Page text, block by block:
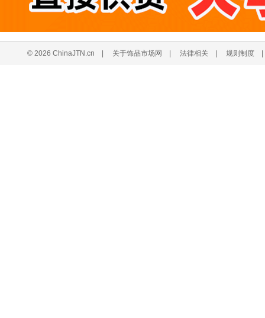
© 2026 ChinaJTN.cn 关于饰品市场网 法律相关 规则制度